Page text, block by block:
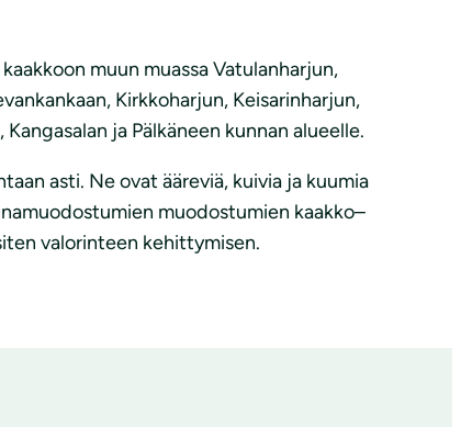
muun muassa Vatulanharjun,
Kirkkoharjun, Keisarinharjun,
ja Pälkäneen kunnan alueelle.
asti. Ne ovat ääreviä, kuivia ja kuumia
muodostumien kaakko–
valorinteen kehittymisen.